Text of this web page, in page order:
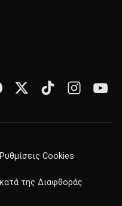
Ρυθμίσεις Cookies
της Διαφθοράς